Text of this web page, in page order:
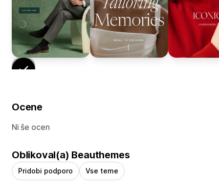
Ocene
Ni še ocen
Oblikoval(a) Beauthemes
Pridobi podporo Vse teme